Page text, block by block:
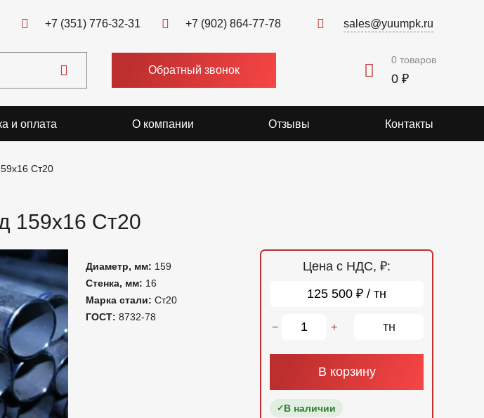
+7 (351) 776-32-31 +7 (902) 864-77-78 sales@yuumpk.ru
Обратный звонок
0 товаров
0 ₽
и оплата О компании Отзывы Контакты
Ст20
159х16 Ст20
Диаметр, мм: 159
Стенка, мм: 16
Марка стали: Ст20
ГОСТ: 8732-78
Цена с НДС, ₽:
125 500 ₽ / тн
− + тн
В корзину
В наличии